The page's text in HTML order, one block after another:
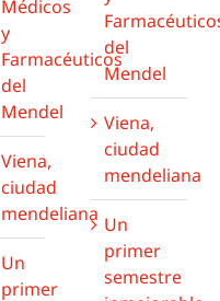
Médicos
y
Farmacéuticos
del
Mendel
Viena,
ciudad
mendeliana
Un
primer
del
Mendel
Viena,
ciudad
mendeliana
Un
primer
semestre